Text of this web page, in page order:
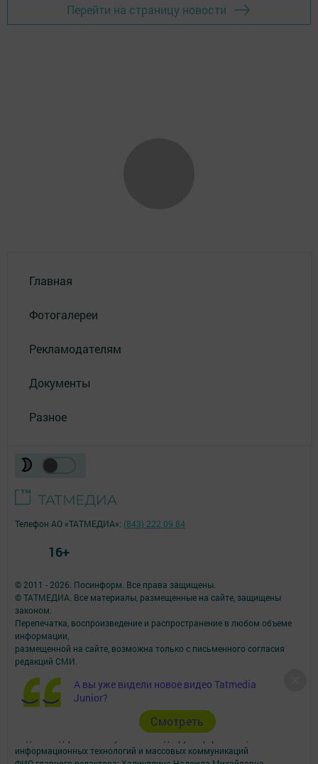
Перейти на страницу новости
Главная
Фотогалереи
Рекламодателям
Документы
Разное
А вы уже видели новое видео Tatmedia
Junior?
Cмотреть
© 2011 - 2026. Посинформ. Все права защищены.
© ТАТМЕДИА. Все материалы, размещенные на сайте, защищены
законом.
Перепечатка, воспроизведение и распространение в любом объеме
информации,
размещенной на сайте, возможна только с письменного согласия
редакций СМИ.
коммуникациям.
Наименование СМИ: Посинформ
№ свидетельства о регистрации СМИ, дата: ЭЛ № ФС 77 - 69869 от
информационных технологий и массовых коммуникаций
Телефон АО «ТАТМЕДИА»: (843) 222 09 84
16+